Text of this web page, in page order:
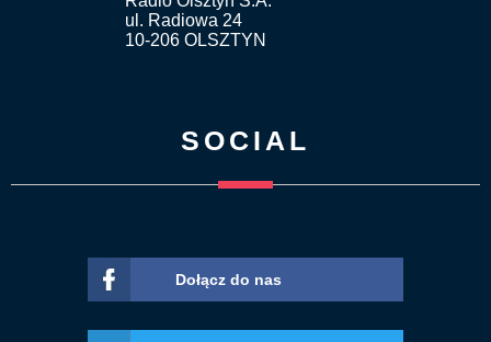
ul. Radiowa 24
10-206 OLSZTYN
SOCIAL
Dołącz do nas